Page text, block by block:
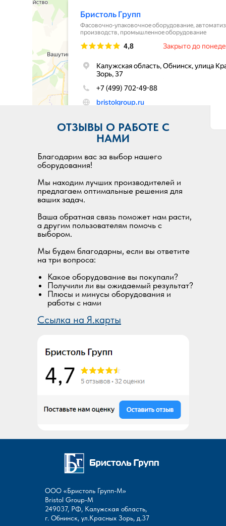
Благодарим вас за выбор нашего
оборудования!
Мы находим лучших производителей и
предлагаем оптимальные решения для
ваших задач.
Ваша обратная связь поможет нам расти,
а другим пользователям помочь с
выбором.
Мы будем благодарны, если вы ответите
на три вопроса:
Какое оборудование вы покупали?
Получили ли вы ожидаемый результат?
Плюсы и минусы оборудования и
работы с нами
Ссылка на Я.карты
ОТЗЫВЫ О РАБОТЕ С
НАМИ
ООО «Бристоль Групп-М»
Bristol Group-М
249037, РФ, Калужская область,
г. Обнинск, ул.Красных Зорь, д.37